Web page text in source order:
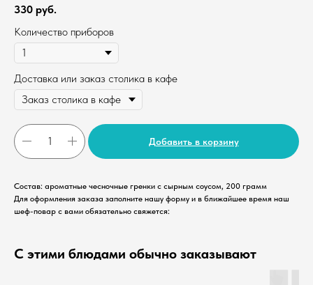
330 руб.
Количество приборов
Доставка или заказ столика в кафе
Добавить в корзину
Состав: ароматные чесночные гренки с сырным соусом, 200 грамм
Для оформления заказа заполните нашу форму и в ближайшее время наш
шеф-повар с вами обязательно свяжется:
С этими блюдами обычно заказывают